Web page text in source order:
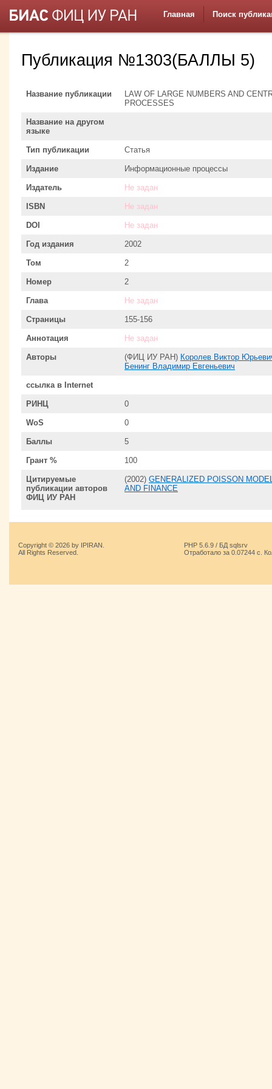
Главная Поиск
Публикация №1303(БАЛЛЫ 5)
Название публикации
LAW OF LARGE NUMBERS AND
PROCESSES
Название на другом
языке
Тип публикации Статья
Издание Информационные процессы
Издатель Не задан
ISBN Не задан
DOI Не задан
Год издания 2002
Том 2
Номер 2
Глава Не задан
Страницы 155-156
Аннотация Не задан
Авторы (ФИЦ ИУ РАН) Королев Виктор
Бенинг Владимир Евгеньевич
ссылка в Internet
РИНЦ 0
WoS 0
Баллы 5
Грант % 100
Цитируемые
публикации авторов
ФИЦ ИУ РАН
(2002) GENERALIZED POISSON
AND FINANCE
Copyright © 2026 by IPIRAN.
All Rights Reserved.
PHP 5.6.9 / БД sqlsrv
Отработало за 0.07244 с.